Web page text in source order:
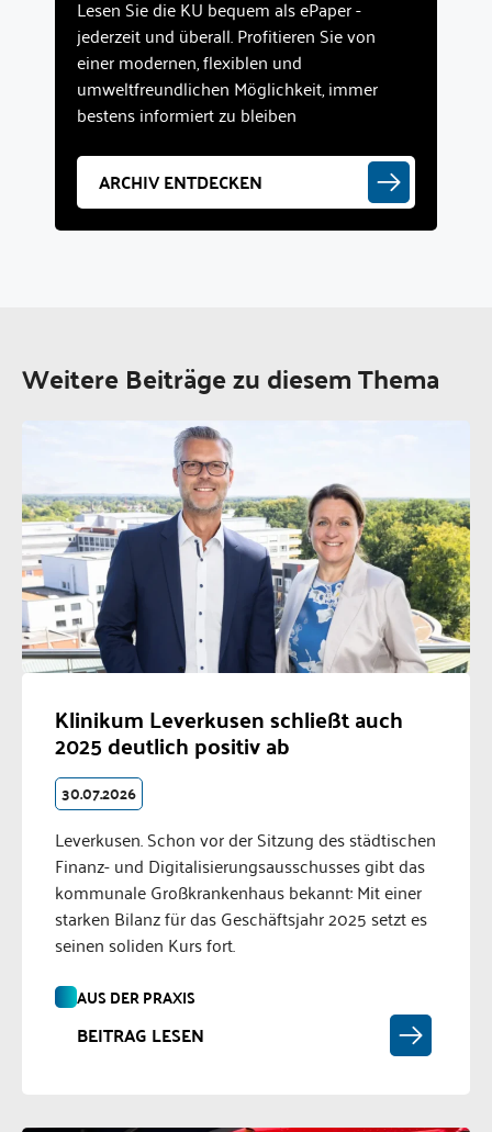
Lesen Sie die KU bequem als ePaper -
jederzeit und überall. Profitieren Sie von
einer modernen, flexiblen und
umweltfreundlichen Möglichkeit, immer
bestens informiert zu bleiben
ARCHIV ENTDECKEN
Weitere Beiträge zu diesem Thema
Klinikum Leverkusen schließt auch
2025 deutlich positiv ab
30.07.2026
Leverkusen. Schon vor der Sitzung des städtischen
Finanz- und Digitalisierungsausschusses gibt das
kommunale Großkrankenhaus bekannt: Mit einer
starken Bilanz für das Geschäftsjahr 2025 setzt es
seinen soliden Kurs fort.
AUS DER PRAXIS
BEITRAG LESEN